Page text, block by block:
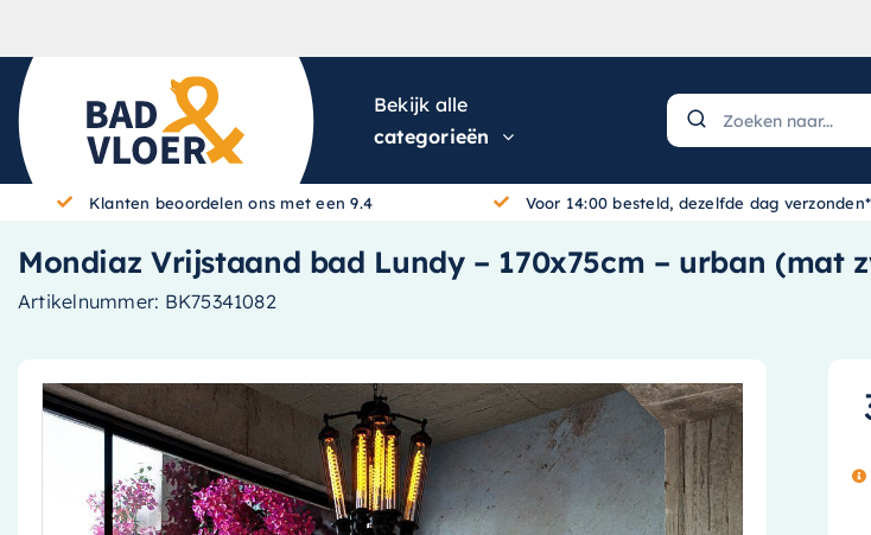
Bekijk alle
categorieën
Klanten beoordelen ons met een 9.4 Voor 14:00 besteld, dezelfde dag verzonden*
Mondiaz Vrijstaand bad Lundy – 170x75cm – urban (mat
Artikelnummer: BK75341082